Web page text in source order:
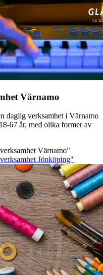
Värnamo
daglig verksamhet i Värnamo
67 år, med olika former av
Värnamo"
Jönköping"